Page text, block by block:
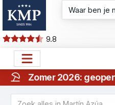
9.8
Zomer 2026: